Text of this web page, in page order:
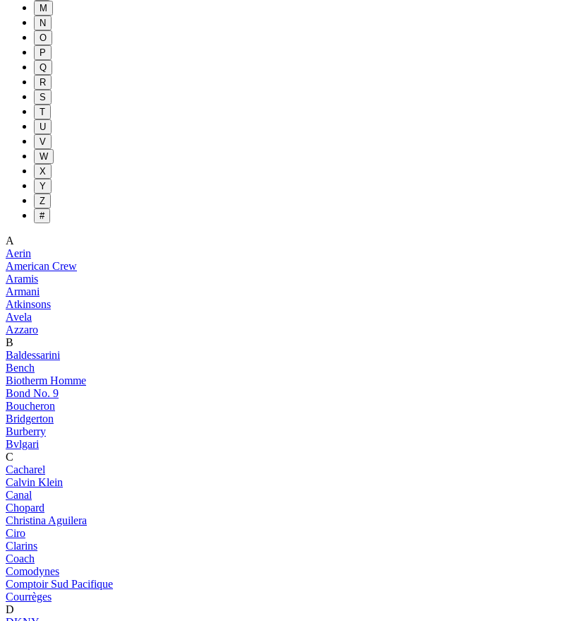
M
N
O
P
Q
R
S
T
U
V
W
X
Y
Z
#
A
Aerin
American Crew
Aramis
Armani
Atkinsons
Avela
Azzaro
B
Baldessarini
Bench
Biotherm Homme
Bond No. 9
Boucheron
Bridgerton
Burberry
Bvlgari
C
Cacharel
Calvin Klein
Canal
Chopard
Christina Aguilera
Ciro
Clarins
Coach
Comodynes
Comptoir Sud Pacifique
Courrèges
D